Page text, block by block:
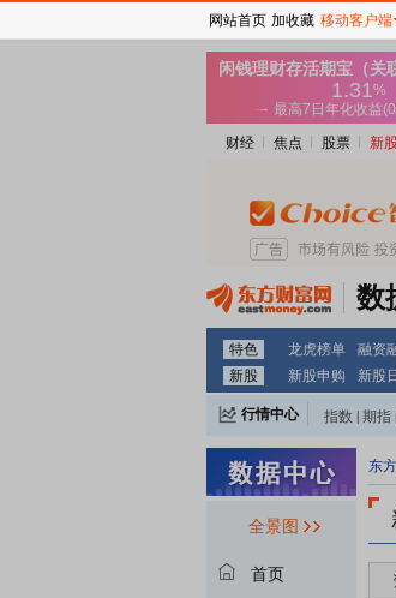
财经 焦点 股票 新
数
特色 龙虎榜单 融资
新股
新股申购 新股
行情中心 指数 期指
全景图
首页
东
网站首页 加收藏 移动客户端